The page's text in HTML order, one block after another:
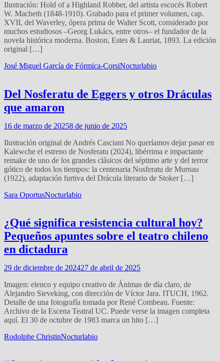
Ilustración: Hold of a Highland Robber, del artista escocés Robert
W. Macbeth (1848-1910). Grabado para el primer volumen, cap.
XVII, del Waverley, ópera prima de Walter Scott, considerado por
muchos estudiosos –Georg Lukács, entre otros– el fundador de la
novela histórica moderna. Boston, Estes & Lauriat, 1893. La edición
original […]
José Miguel García de Fórmica-CorsiNocturlabio
Del Nosferatu de Eggers y otros Dráculas
que amaron
16 de marzo de 20258 de junio de 2025
Ilustración original de Andrés Casciani No queríamos dejar pasar en
Kalewche el estreno de Nosferatu (2024), libérrima e impactante
remake de uno de los grandes clásicos del séptimo arte y del terror
gótico de todos los tiempos: la centenaria Nosferatu de Murnau
(1922), adaptación furtiva del Drácula literario de Stoker […]
Sara OportusNocturlabio
¿Qué significa resistencia cultural hoy?
Pequeños apuntes sobre el teatro chileno
en dictadura
29 de diciembre de 202427 de abril de 2025
Imagen: elenco y equipo creativo de Ánimas de día claro, de
Alejandro Sieveking, con dirección de Víctor Jara. ITUCH, 1962.
Detalle de una fotografía tomada por René Combeau. Fuente:
Archivo de la Escena Teatral UC. Puede verse la imagen completa
aquí. El 30 de octubre de 1983 marca un hito […]
Rodolphe ChristinNocturlabio